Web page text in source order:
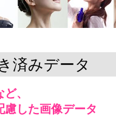
済みデータ
、
慮した画像データ